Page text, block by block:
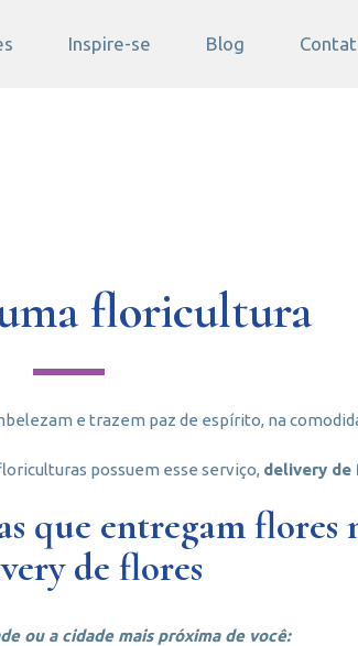
Inspire-se Blog
floricultura
e trazem paz de espírito, na
possuem esse serviço, delivery de
que entregam flores
de flores
ou a cidade mais próxima de você: